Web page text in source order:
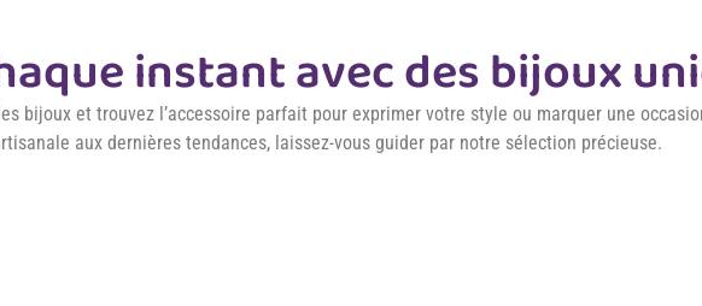
instant avec des bijoux
bijoux et trouvez l’accessoire parfait pour exprimer votre style ou marquer une
aux dernières tendances, laissez-vous guider par notre sélection précieuse.